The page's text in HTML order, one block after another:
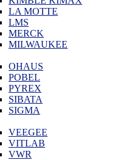
LA MOTTE
LMS
MERCK
MILWAUKEE
OHAUS
POBEL
PYREX
SIBATA
SIGMA
VEEGEE
VITLAB
VWR